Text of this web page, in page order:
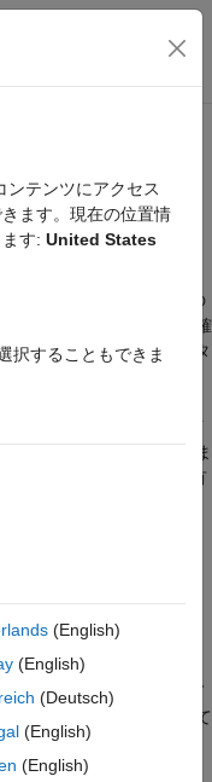
ーション メ
表現の 1 つであり、
ビューを使用すると、特
動し、ブロックと信号の
ーではモデルの対話的な確
ば、ブロック パラメータ
しますが、Simulink がイ
ブラウザーで表示できま
ユーザーとモデルを共有
たって随時保存し、開発
ップショットを作成でき
ソフトウェアを使って
がインストールされて
ます。
ンテンツにアクセス
ます。現在の位置情
す: United States
択することもできま
(English)
(English)
(Deutsch)
(English)
(English)